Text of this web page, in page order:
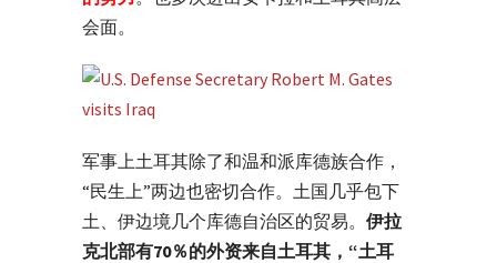
会面。
军事上土耳其除了和温和派库德族合作，
“民生上”两边也密切合作。土国几乎包下
土、伊边境几个库德自治区的贸易。 伊拉
克北部有70％的外资来自土耳其，“土耳